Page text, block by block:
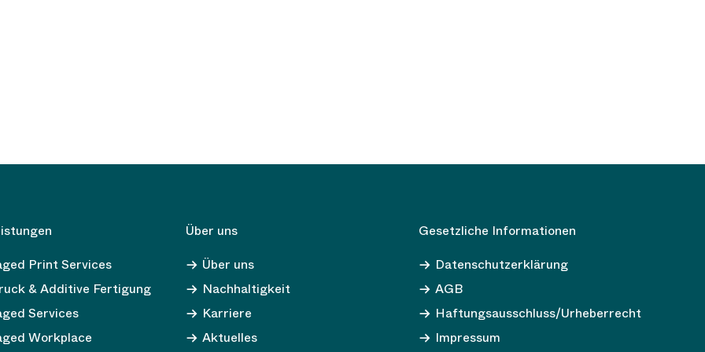
Print Services
& Additive Fertigung
Services
Workplace
Über uns
Über uns
Nachhaltigkeit
Karriere
Aktuelles
Gesetzliche Informationen
Datenschutzerklärung
AGB
Haftungsausschluss/Urheberrecht
Impressum